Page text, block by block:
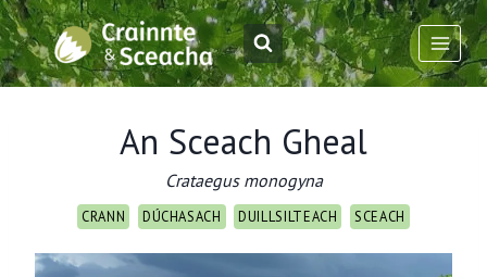
Skip
to
content
An Sceach Gheal
Crataegus monogyna
CRANN DÚCHASACH DUILLSILTEACH SCEACH